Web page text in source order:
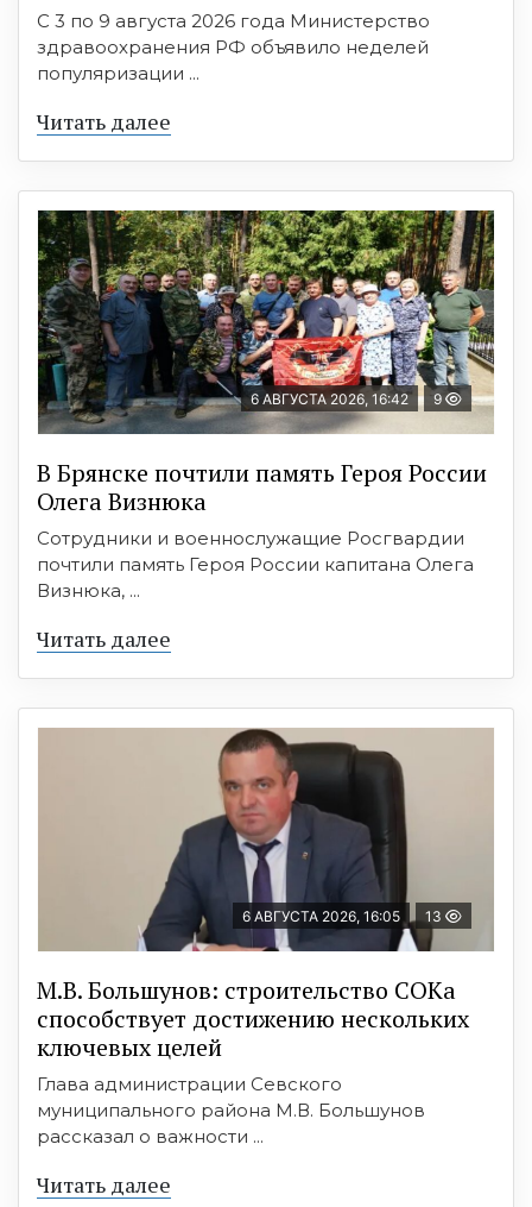
С 3 по 9 августа 2026 года Министерство
здравоохранения РФ объявило неделей
популяризации ...
Читать далее
6 АВГУСТА 2026, 16:42 9
В Брянске почтили память Героя России
Олега Визнюка
Сотрудники и военнослужащие Росгвардии
почтили память Героя России капитана Олега
Визнюка, ...
Читать далее
6 АВГУСТА 2026, 16:05 13
М.В. Большунов: строительство СОКа
способствует достижению нескольких
ключевых целей
Глава администрации Севского
муниципального района М.В. Большунов
рассказал о важности ...
Читать далее